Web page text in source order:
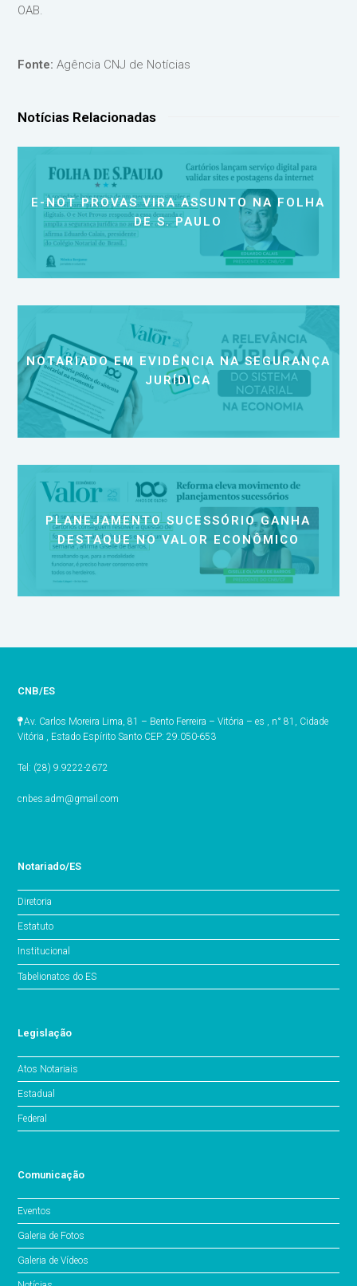
OAB.
Fonte: Agência CNJ de Notícias
Notícias Relacionadas
E-NOT PROVAS VIRA ASSUNTO NA FOLHA
DE S. PAULO
NOTARIADO EM EVIDÊNCIA NA SEGURANÇA
JURÍDICA
PLANEJAMENTO SUCESSÓRIO GANHA
DESTAQUE NO VALOR ECONÔMICO
CNB/ES
Av. Carlos Moreira Lima, 81 – Bento Ferreira – Vitória – es , n° 81, Cidade
Vitória , Estado Espírito Santo CEP: 29.050-653
Tel: (28) 9.9222-2672
cnbes.adm@gmail.com
Notariado/ES
Diretoria
Estatuto
Institucional
Tabelionatos do ES
Legislação
Atos Notariais
Estadual
Federal
Comunicação
Eventos
Galeria de Fotos
Galeria de Vídeos